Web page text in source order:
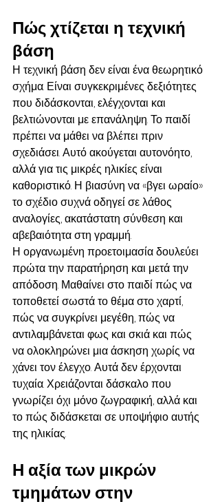
Πώς χτίζεται η τεχνική
βάση
Η τεχνική βάση δεν είναι ένα θεωρητικό
σχήμα. Είναι συγκεκριμένες δεξιότητες
που διδάσκονται, ελέγχονται και
βελτιώνονται με επανάληψη. Το παιδί
πρέπει να μάθει να βλέπει πριν
σχεδιάσει. Αυτό ακούγεται αυτονόητο,
αλλά για τις μικρές ηλικίες είναι
καθοριστικό. Η βιασύνη να «βγει ωραίο»
το σχέδιο συχνά οδηγεί σε λάθος
αναλογίες, ακατάστατη σύνθεση και
αβεβαιότητα στη γραμμή.
Η οργανωμένη προετοιμασία δουλεύει
πρώτα την παρατήρηση και μετά την
απόδοση. Μαθαίνει στο παιδί πώς να
τοποθετεί σωστά το θέμα στο χαρτί,
πώς να συγκρίνει μεγέθη, πώς να
αντιλαμβάνεται φως και σκιά και πώς
να ολοκληρώνει μια άσκηση χωρίς να
χάνει τον έλεγχο. Αυτά δεν έρχονται
τυχαία. Χρειάζονται δάσκαλο που
γνωρίζει όχι μόνο ζωγραφική, αλλά και
το πώς διδάσκεται σε υποψήφιο αυτής
της ηλικίας.
Η αξία των μικρών
τμημάτων στην